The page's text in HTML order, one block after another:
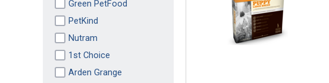
Green PetFood
PetKind
Nutram
1st Choice
Arden Grange